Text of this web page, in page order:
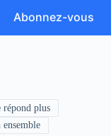
Abonnez-vous
répond plus